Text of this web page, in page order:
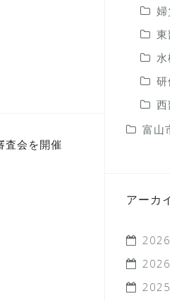
会を開催
婦
東
水
研
西
富山
アーカ